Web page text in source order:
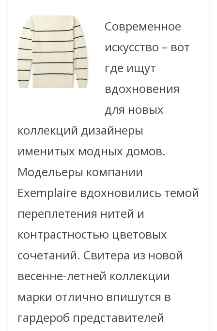
Современное
искусство – вот
где ищут
вдохновения
для новых
коллекций дизайнеры
именитых модных домов.
Модельеры компании
Exemplaire вдохновились темой
переплетения нитей и
контрастностью цветовых
сочетаний. Свитера из новой
весенне-летней коллекции
марки отлично впишутся в
гардероб представителей